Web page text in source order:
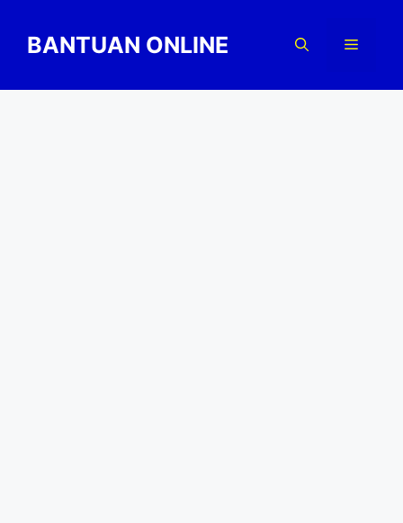
contentBANTUAN ONLINE Menu